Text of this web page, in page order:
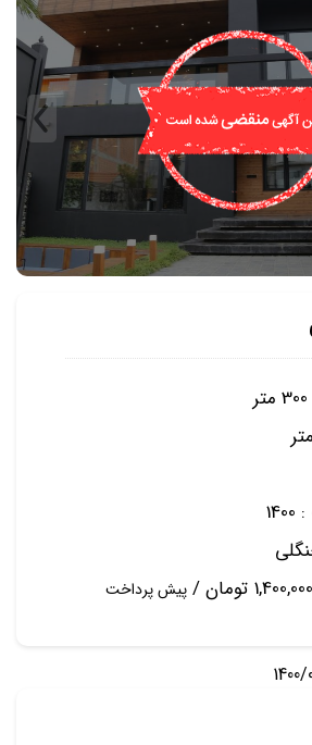
300 متر
1400
پیش پرداخت